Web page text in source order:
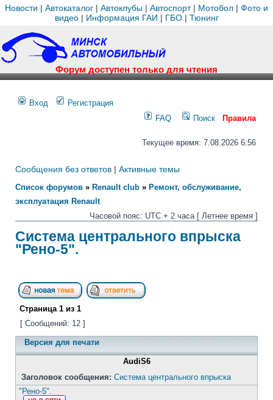
Новости | Автокаталог | Автоклубы | Автоспорт| Мотобол | Фото и
видео| Информация ГАИ | ГБО| Тюнинг
Форум доступен только для чтения
Вход
Регистрация
FAQ
Поиск Правила
Текущее время: 7.08.2026 6:56
Сообщения без ответов | Активные темы
Список форумов » Renault club » Ремонт, обслуживание,
эксплуатация Renault
Часовой пояс: UTC + 2 часа [ Летнее время ]
Система центрального впрыска
"Рено-5".
Страница 1 из 1
[ Сообщений: 12 ]
Версия для печати
AudiS6
Заголовок сообщения: Система центрального впрыска
"Рено-5".